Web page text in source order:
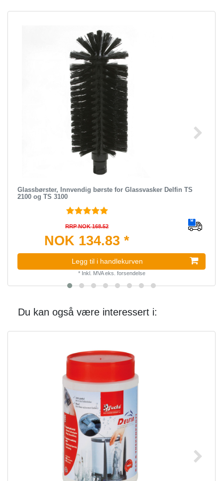
Glassbørster, Innvendig børste for Glassvasker Delfin TS
2100 og TS 3100
RRP NOK 168.52
NOK 134.83 *
Legg til i handlekurven
* Inkl. MVAeks. forsendelse
Du kan også være interessert i: